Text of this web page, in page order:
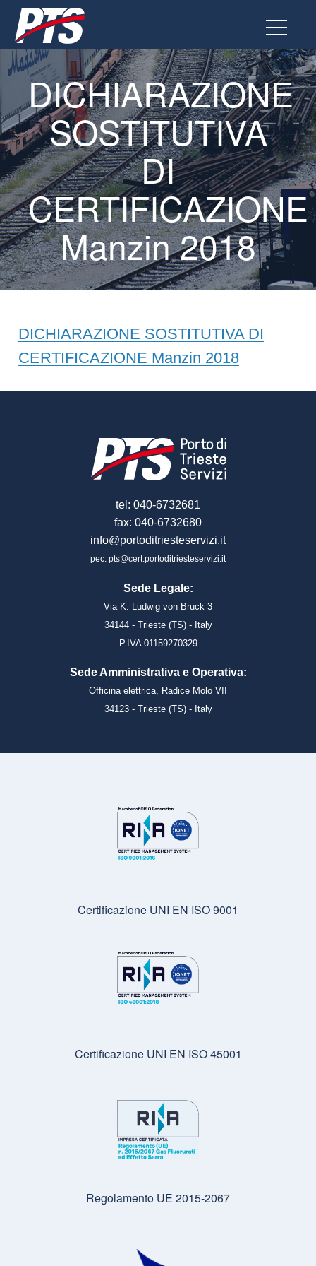
Vai
al
contenuto
DICHIARAZIONE
SOSTITUTIVA
DI
CERTIFICAZIONE
Manzin 2018
DICHIARAZIONE SOSTITUTIVA DI
CERTIFICAZIONE Manzin 2018
tel: 040-6732681
fax: 040-6732680
info@portoditriesteservizi.it
pec: pts@cert.portoditriesteservizi.it
Sede Legale:
Via K. Ludwig von Bruck 3
34144 - Trieste (TS) - Italy
P.IVA 01159270329
Sede Amministrativa e Operativa:
Officina elettrica, Radice Molo VII
34123 - Trieste (TS) - Italy
Certificazione UNI EN ISO 9001
Certificazione UNI EN ISO 45001
Regolamento UE 2015-2067